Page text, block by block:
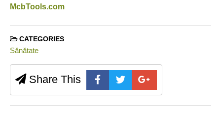
McbTools.com
CATEGORIES
Sănătate
Share This